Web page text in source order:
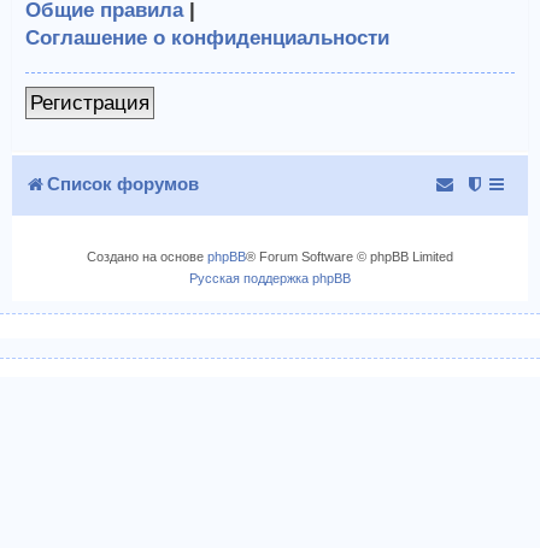
Общие правила|
Соглашение о конфиденциальности
Регистрация
Список форумов
Создано на основе phpBB® Forum Software © phpBB Limited
Русская поддержка phpBB